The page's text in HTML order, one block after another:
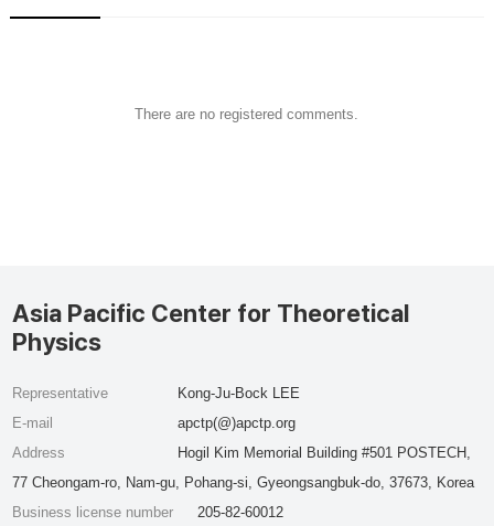
There are no registered comments.
Asia Pacific Center for Theoretical
Physics
Representative
Kong-Ju-Bock LEE
E-mail
apctp(@)apctp.org
Address
Hogil Kim Memorial Building #501 POSTECH,
77 Cheongam-ro, Nam-gu, Pohang-si, Gyeongsangbuk-do, 37673, Korea
Business license number
205-82-60012